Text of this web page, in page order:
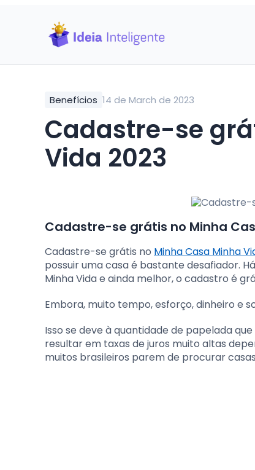
Benefícios 14 de March de 2023
Cadastre-se
Vida 2023
Cadastre-se grátis no Minha
Cadastre-se grátis no Minha Casa Minha
possuir uma casa é bastante desafiador.
Minha Vida e ainda melhor, o cadastro é
Embora, muito tempo, esforço, dinheiro e
Isso se deve à quantidade de papelada
resultar em taxas de juros muito altas
muitos brasileiros parem de procurar